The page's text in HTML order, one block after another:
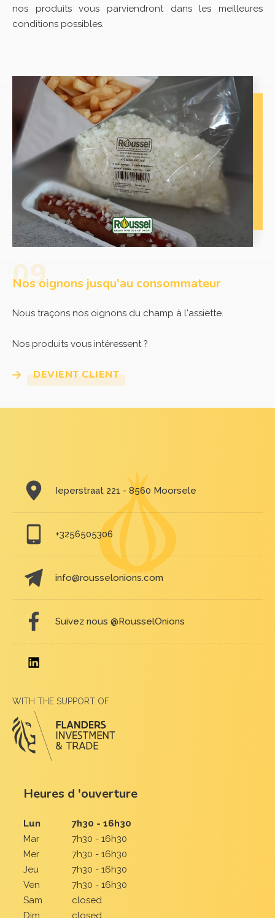
nos produits vous parviendront dans les meilleures
conditions possibles.
Nos oignons jusqu'au consommateur
Nous traçons nos oignons du champ à l'assiette.
Nos produits vous intéressent ?
DEVIENT CLIENT
Ieperstraat 221 - 8560 Moorsele
+3256505306
info@rousselonions.com
Suivez nous @RousselOnions
WITH THE SUPPORT OF
Heures d 'ouverture
Lun
7h30 - 16h30
Mar
7h30 - 16h30
Mer
7h30 - 16h30
Jeu
7h30 - 16h30
Ven
7h30 - 16h30
Sam
closed
Dim
closed